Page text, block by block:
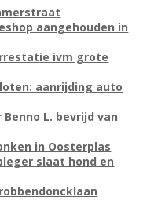
aangehouden in
ivm grote
aanrijding auto
L. bevrijd van
in Oosterplas
slaat hond en